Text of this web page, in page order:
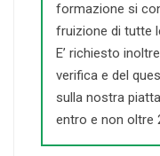
formazione si
fruizione di tutte
E’ richiesto
verifica e del
sulla nostra
entro e non oltre